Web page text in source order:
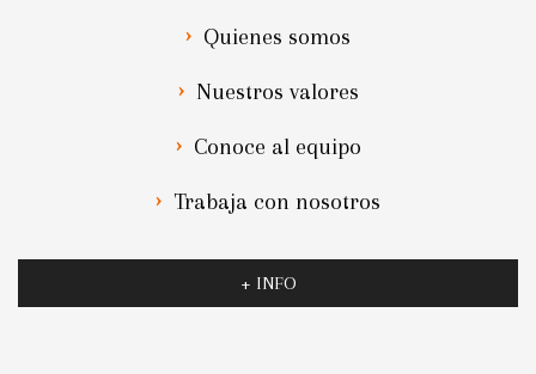
Quienes somos
Nuestros valores
Conoce al equipo
Trabaja con nosotros
+ INFO